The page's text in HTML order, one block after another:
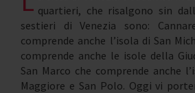
quartieri, che risalgono sin
sestieri di Venezia sono:
comprende anche l’isola di San
comprende anche le isole della
San Marco che comprende anche
Maggiore e San Polo. Oggi vi